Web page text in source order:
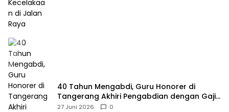
40 Tahun Mengabdi, Guru Honorer di
Tangerang Akhiri Pengabdian dengan Gaji
Rp414 Ribu
27 Juni 2026 0